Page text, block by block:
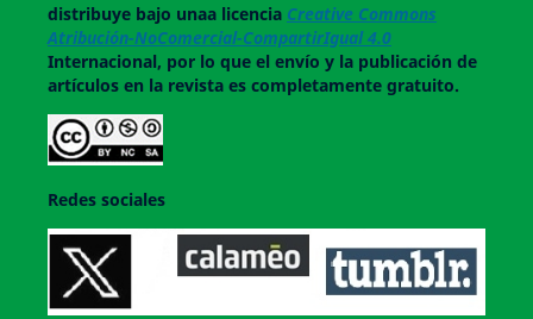
distribuye bajo unaa licencia Creative Commons
Atribución-NoComercial-CompartirIgual 4.0
Internacional, por lo que el envío y la publicación de
artículos en la revista es completamente gratuito.
Redes sociales